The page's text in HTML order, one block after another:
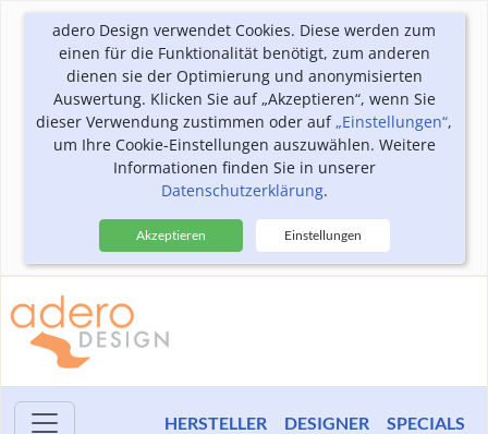
adero Design verwendet Cookies. Diese werden zum
einen für die Funktionalität benötigt, zum anderen
dienen sie der Optimierung und anonymisierten
Auswertung. Klicken Sie auf „Akzeptieren“, wenn Sie
dieser Verwendung zustimmen oder auf„Einstellungen“,
um Ihre Cookie-Einstellungen auszuwählen. Weitere
Informationen finden Sie in unserer
Datenschutzerklärung.
Akzeptieren Einstellungen
HERSTELLER DESIGNER SPECIALS